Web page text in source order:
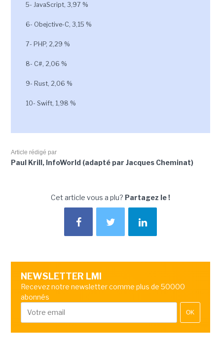
5- JavaScript, 3,97 %
6- Obejctive-C, 3,15 %
7- PHP, 2,29 %
8- C#, 2,06 %
9- Rust, 2,06 %
10- Swift, 1,98 %
Article rédigé par
Paul Krill, InfoWorld (adapté par Jacques Cheminat)
Cet article vous a plu? Partagez le !
NEWSLETTER LMI
Recevez notre newsletter comme plus de 50000
abonnés
OK